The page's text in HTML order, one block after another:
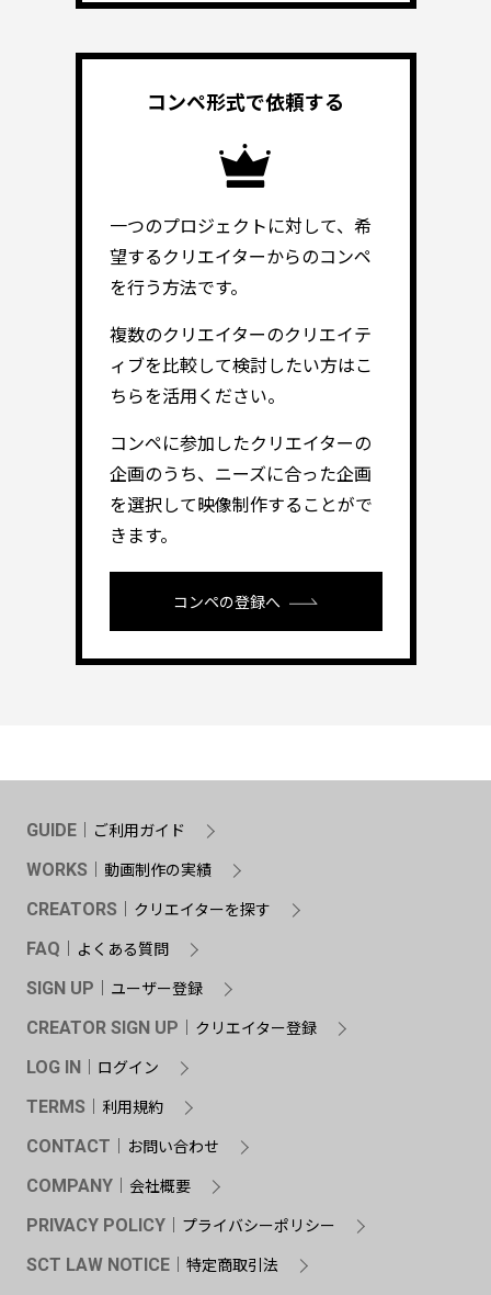
コンペ形式で依頼する
一つのプロジェクトに対して、希
望するクリエイターからのコンペ
を行う方法です。
複数のクリエイターのクリエイテ
ィブを比較して検討したい方はこ
ちらを活用ください。
コンペに参加したクリエイターの
企画のうち、ニーズに合った企画
を選択して映像制作することがで
きます。
コンペの登録へ
GUIDE ご利用ガイド
WORKS 動画制作の実績
CREATORS クリエイターを探す
FAQ よくある質問
SIGN UP ユーザー登録
CREATOR SIGN UP クリエイター登録
LOG IN ログイン
TERMS 利用規約
CONTACT お問い合わせ
COMPANY 会社概要
PRIVACY POLICY プライバシーポリシー
SCT LAW NOTICE 特定商取引法